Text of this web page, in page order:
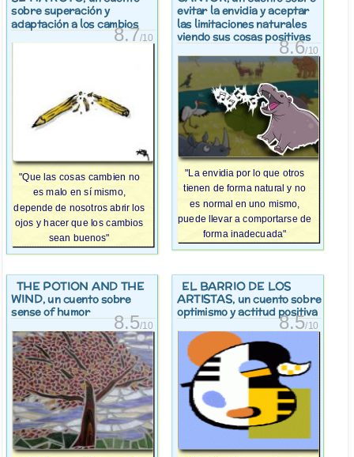
sobre superación y
adaptación a los cambios
8.7/10
"Que las cosas cambien no
es malo en sí mismo,
depende de nosotros abrir los
ojos y hacer que los cambios
sean buenos"
evitar la envidia y aceptar
las limitaciones naturales
viendo sus cosas positivas
8.6/10
"La envidia por lo que otros
tienen de forma natural y no
es normal en uno mismo,
puede llevar a comportarse de
forma inadecuada"
THE POTION AND THE
WIND, un cuento sobre
sense of humor
8.5/10
EL BARRIO DE LOS
ARTISTAS, un cuento sobre
optimismo y actitud positiva
8.5/10